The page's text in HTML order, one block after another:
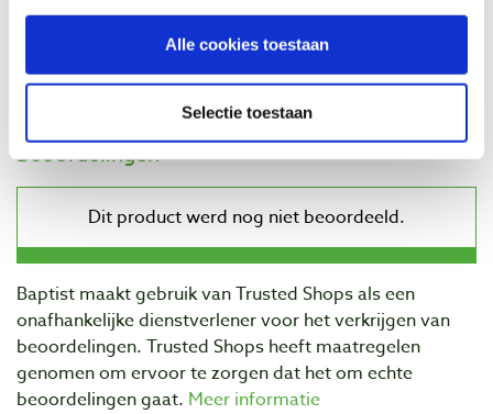
Alle cookies toestaan
Selectie toestaan
Op voorraad
Vergelijken
Beoordelingen
Baptist maakt gebruik van Trusted Shops als een
onafhankelijke dienstverlener voor het verkrijgen van
beoordelingen. Trusted Shops heeft maatregelen
genomen om ervoor te zorgen dat het om echte
beoordelingen gaat. Meer informatie